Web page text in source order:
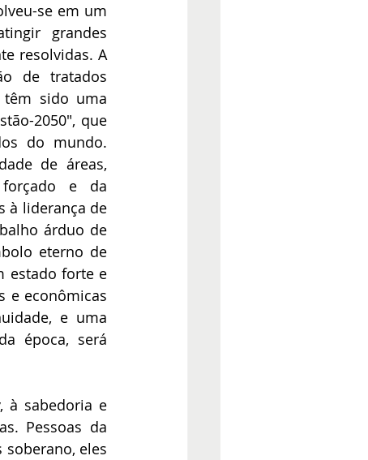
se em um
grandes
resolvidas. A
de tratados
têm sido uma
2050", que
do mundo.
de áreas,
e da
à liderança de
árduo de
eterno de
estado forte e
e econômicas
e uma
época, será
à sabedoria e
Pessoas da
eles